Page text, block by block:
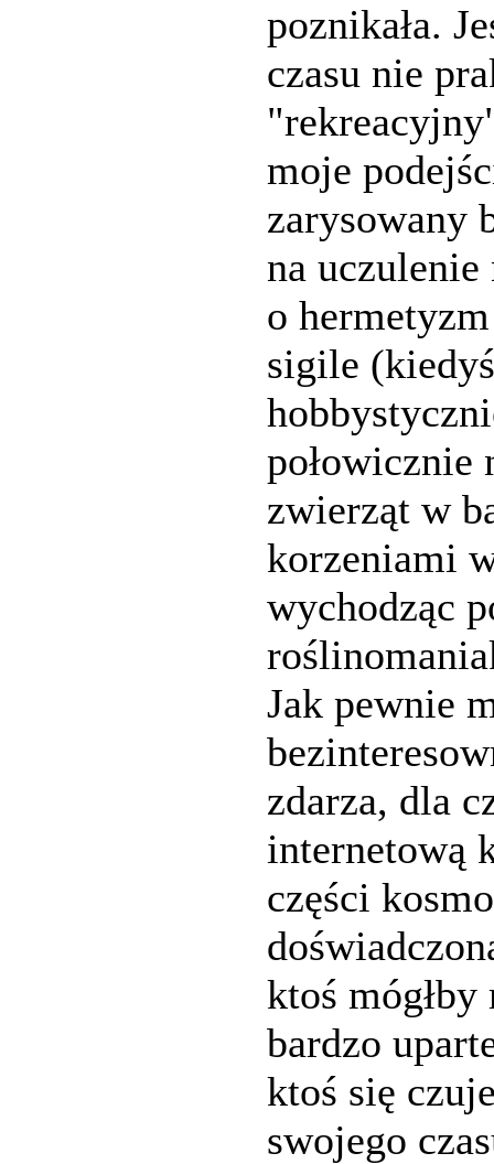
poznikała.
czasu nie
moje
zarysowany
na
o
sigile
połowicznie
zwierząt w
korzeniami
wychodząc
Jak pewnie
zdarza, dla
internetową
części
ktoś
bardzo
ktoś się
swojego